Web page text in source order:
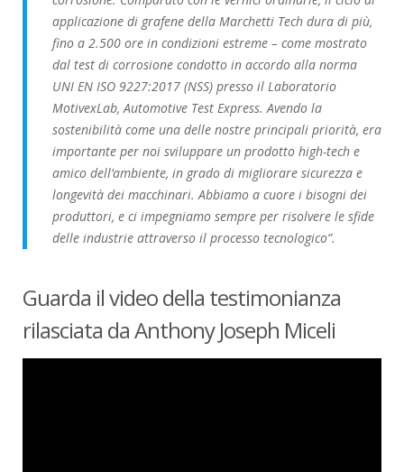
applicazione di grafene della Marchetti Tech dura di più,
fino a 2.500 ore in condizioni estreme – come mostrato
dal test di corrosione condotto in accordo alla norma
UNI EN ISO 9227:2017 (NSS) presso il Laboratorio
MotivexLab, Automotive Test Express. Avendo la
sostenibilità come una delle nostre principali priorità, era
importante per noi sviluppare un prodotto high-tech e
amico dell’ambiente, in grado di migliorare sicurezza e
longevità dei macchinari. Abbiamo a cuore i bisogni dei
produttori, e ci impegniamo sempre per risolvere le sfide
delle industrie attraverso il processo tecnologico”.
Guarda il video della testimonianza
rilasciata da Anthony Joseph Miceli